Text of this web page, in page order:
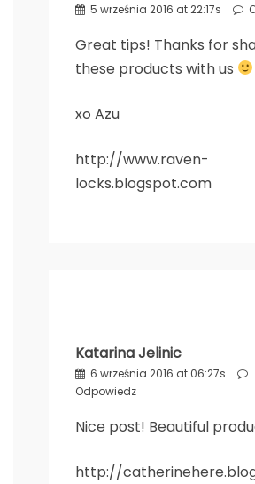
5 września 2016 at 22:17s
Great tips! Thanks for
these products with us
xo Azu
http://www.raven-
locks.blogspot.com
Katarina Jelinic
6 września 2016 at 06:27s
Odpowiedz
Nice post! Beautiful
http://